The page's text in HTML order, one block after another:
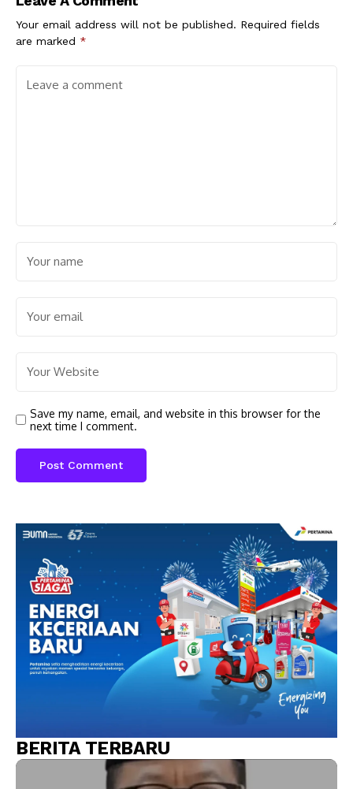
Your email address will not be published. Required fields
are marked *
Save my name, email, and website in this browser for the
next time I comment.
BERITA TERBARU